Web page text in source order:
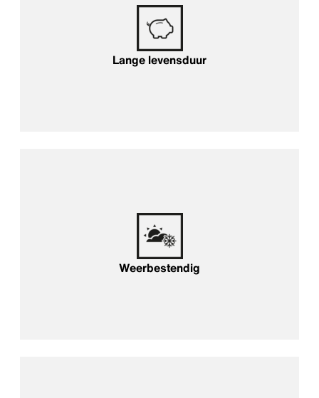
Lange levensduur
Weerbestendig